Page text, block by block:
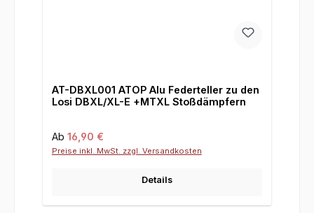
AT-DBXL001 ATOP Alu Federteller zu den
Losi DBXL/XL-E +MTXL Stoßdämpfern
Regulärer Preis:
Ab 16,90 €
Preise inkl. MwSt. zzgl. Versandkosten
Details